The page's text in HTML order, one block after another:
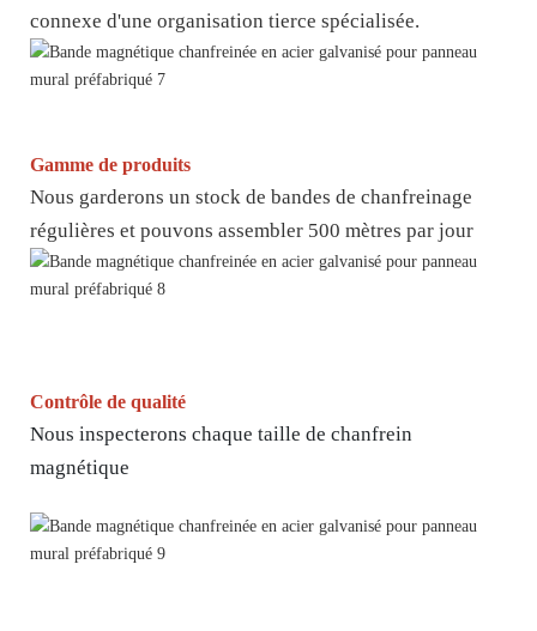
connexe d'une organisation tierce spécialisée.
Gamme de produits
Nous garderons un stock de bandes de chanfreinage
régulières et pouvons assembler 500 mètres par jour
Contrôle de qualité
Nous inspecterons chaque taille de chanfrein
magnétique